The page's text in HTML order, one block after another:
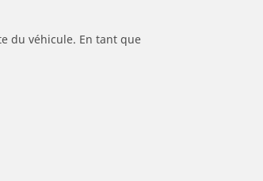
du véhicule. En tant que